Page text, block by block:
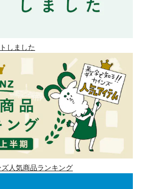
しました
ズ人気商品ランキング